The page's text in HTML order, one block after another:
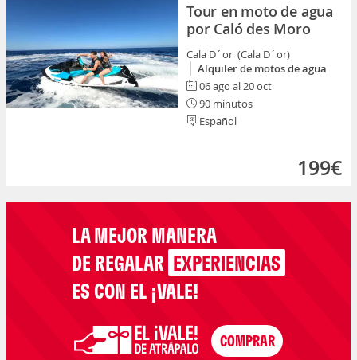
Tour en moto de agua
por Caló des Moro
Cala D´or (Cala D´or)
Alquiler de motos de agua
06 ago al 20 oct
90 minutos
Español
199€
LA MEJOR MANERA
DE REGALAR EXPERIENCIAS
ES CON EL ¡VALE!